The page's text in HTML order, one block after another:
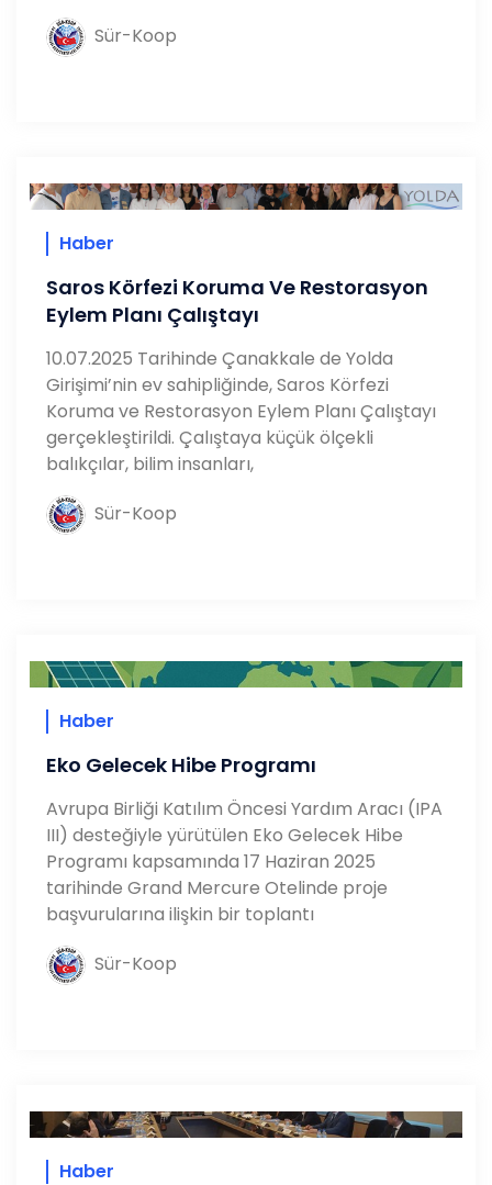
Sür-Koop
Haber
Saros Körfezi Koruma Ve Restorasyon
Eylem Planı Çalıştayı
10.07.2025 Tarihinde Çanakkale de Yolda
Girişimi’nin ev sahipliğinde, Saros Körfezi
Koruma ve Restorasyon Eylem Planı Çalıştayı
gerçekleştirildi. Çalıştaya küçük ölçekli
balıkçılar, bilim insanları,
Sür-Koop
Haber
Eko Gelecek Hibe Programı
Avrupa Birliği Katılım Öncesi Yardım Aracı (IPA
III) desteğiyle yürütülen Eko Gelecek Hibe
Programı kapsamında 17 Haziran 2025
tarihinde Grand Mercure Otelinde proje
başvurularına ilişkin bir toplantı
Sür-Koop
Haber